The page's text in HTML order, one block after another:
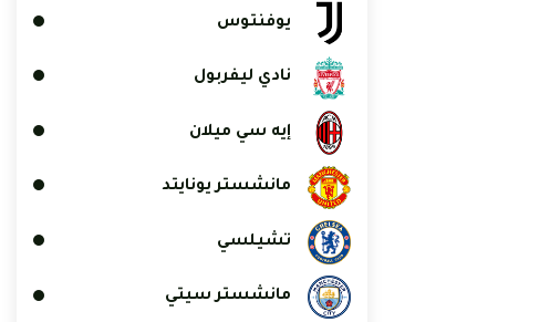
يوفنتوس
نادي ليفربول
إيه سي ميلان
مانشستر يونايتد
تشيلسي
مانشستر سيتي